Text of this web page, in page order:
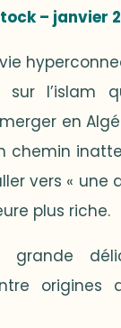
– janvier
sur l’islam
en
chemin
vers « une
plus riche.
origines